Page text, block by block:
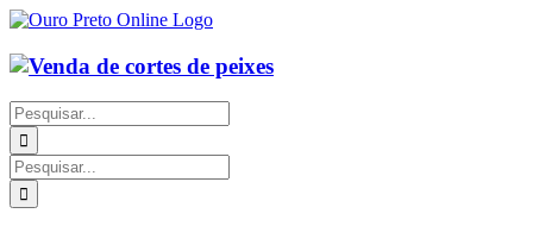
Ir
o
conteúdo
Buscar
resultados
para:
Buscar
resultados
para: